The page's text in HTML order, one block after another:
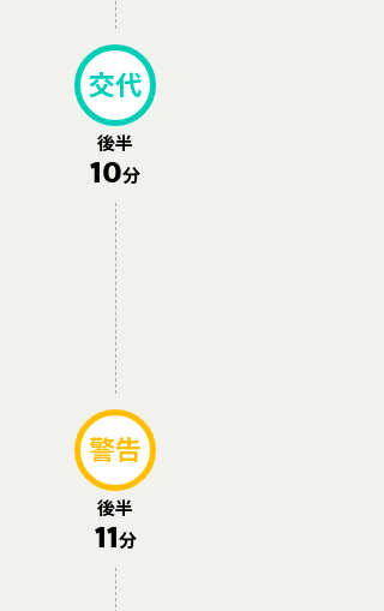
交代
後半
10分
警告
後半
11分